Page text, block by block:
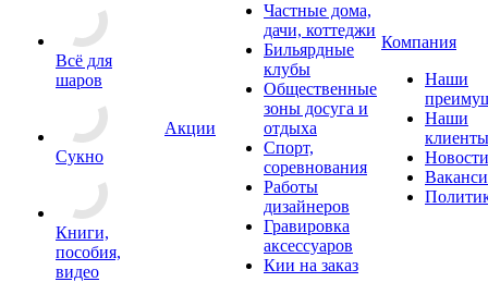
Всё для
шаров
Сукно
Книги,
пособия,
видео
Акции
Частные дома,
дачи, коттеджи
Бильярдные
клубы
Общественные
зоны досуга и
отдыха
Спорт,
соревнования
Работы
дизайнеров
Гравировка
аксессуаров
Кии на заказ
Компания
Наши
Наши
клиенты
Новости